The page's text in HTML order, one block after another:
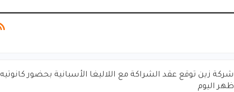
شركة زين توقع عقد الشراكة مع اللاليغا الأسبانية بحضور كانوتيه
ظهر اليوم